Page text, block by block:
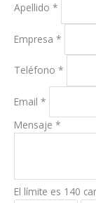
Apellido *
Empresa *
Teléfono *
Email *
Mensaje *
El límite es 140